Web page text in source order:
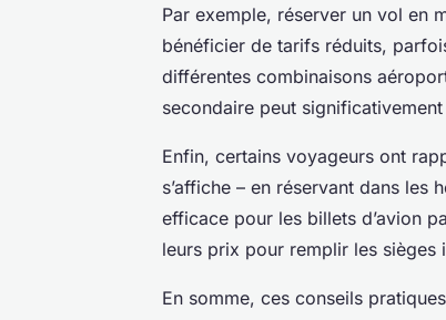
Par exemple, réserver un vol en
bénéficier de tarifs réduits,
différentes combinaisons
secondaire peut
Enfin, certains voyageurs ont
s’affiche – en réservant dans les
efficace pour les billets d’avion
leurs prix pour remplir les sièges
En somme, ces conseils